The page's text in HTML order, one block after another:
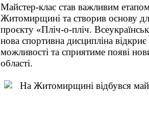
Майстер-клас став важливим
Житомирщині та створив основу
проєкту «Пліч-о-пліч.
нова спортивна дисципліна
можливості та сприятиме появі
області.